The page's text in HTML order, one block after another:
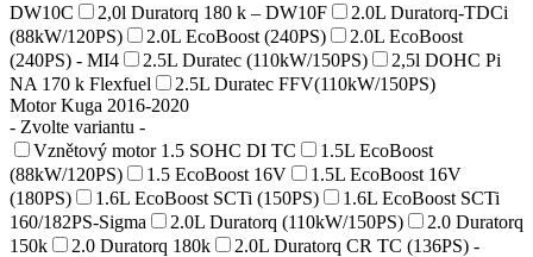
DW10C
2,0l Duratorq 180 k – DW10F
2.0L Duratorq-TDCi
(88kW/120PS)
2.0L EcoBoost (240PS)
2.0L EcoBoost
(240PS) - MI4
2.5L Duratec (110kW/150PS)
2,5l DOHC Pi
NA 170 k Flexfuel
2.5L Duratec FFV(110kW/150PS)
Motor Kuga 2016-2020
- Zvolte variantu -
Vznětový motor 1.5 SOHC DI TC
1.5L EcoBoost
(88kW/120PS)
1.5 EcoBoost 16V
1.5L EcoBoost 16V
(180PS)
1.6L EcoBoost SCTi (150PS)
1.6L EcoBoost SCTi
160/182PS-Sigma
2.0L Duratorq (110kW/150PS)
2.0 Duratorq
150k
2.0 Duratorq 180k
2.0L Duratorq CR TC (136PS) -